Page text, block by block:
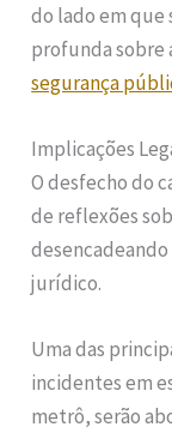
do lado em que
profunda sobre
segurança
Implicações
O desfecho do
de reflexões
jurídico.
Uma das
incidentes em
metrô, serão